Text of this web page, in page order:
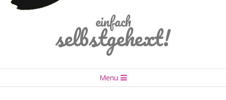
einfach
selbstgehext!
Navigation
Menu